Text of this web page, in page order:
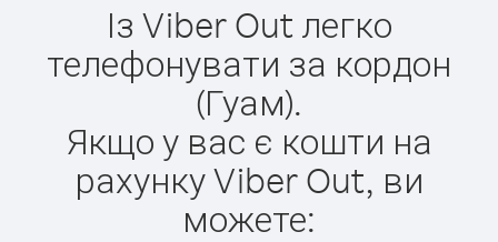
Із Viber Out легко
телефонувати за кордон
(Гуам).
Якщо у вас є кошти на
рахунку Viber Out, ви
можете: